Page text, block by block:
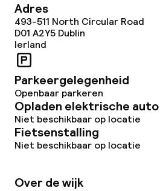
Beleid
Overal rookvrij
Adres
493-511 North Circular Road
D01 A2Y5 Dublin
Ierland
Parkeergelegenheid
Openbaar parkeren
Opladen elektrische auto
Niet beschikbaar op locatie
Fietsenstalling
Niet beschikbaar op locatie
Over de wijk